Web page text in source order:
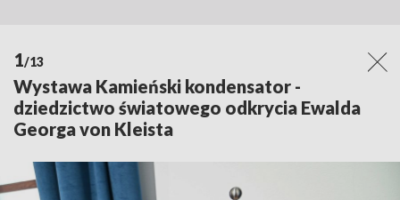
1/13
Wystawa Kamieński kondensator -
dziedzictwo światowego odkrycia Ewalda
Georga von Kleista